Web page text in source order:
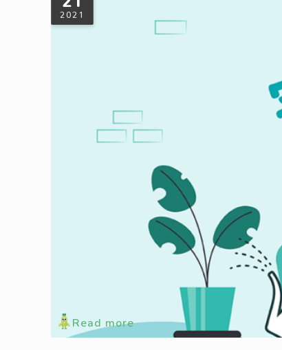
2021
宅在家的環保事：疫情也能做好居家
疫情乖乖待在家的期間，許多生活所需都仰賴外送，
Read more